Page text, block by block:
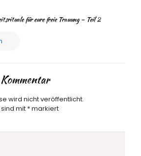
für eure freie Trauung – Teil 2
wird nicht veröffentlicht.
mit *markiert